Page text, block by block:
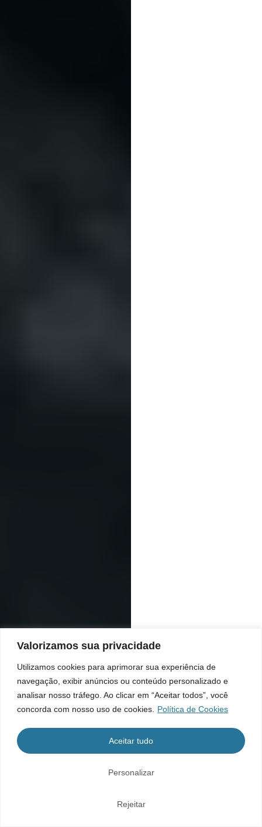
Valorizamos sua privacidade
Utilizamos cookies para aprimorar sua experiência de
navegação, exibir anúncios ou conteúdo personalizado e
analisar nosso tráfego. Ao clicar em “Aceitar todos”, você
concorda com nosso uso de cookies.
Política de Cookies
Personalizar
Rejeitar
Aceitar tudo